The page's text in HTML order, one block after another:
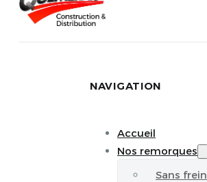
NAVIGATION
Accueil
Nos remorques
Sans frein